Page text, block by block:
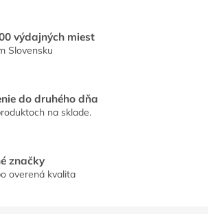
výdajných miest
Slovensku
do druhého dňa
na sklade.
značky
overená kvalita